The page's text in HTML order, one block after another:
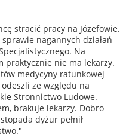
stracić pracy na Józefowie.
nagannych działań
Na
praktycznie nie ma lekarzy.
medycyny ratunkowej
ze względu na
Stronnictwo Ludowe.
brakuje lekarzy. Dobro
dyżur pełnił